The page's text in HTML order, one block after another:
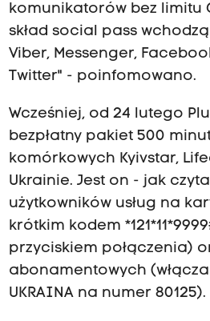
komunikatorów bez limitu
skład social pass
Viber, Messenger,
Twitter" - poinfomowano.
Wcześniej, od 24 lutego
bezpłatny pakiet 500
komórkowych Kyivstar,
Ukrainie. Jest on - jak
użytkowników usług na
krótkim kodem
przyciskiem połączenia)
abonamentowych
UKRAINA na numer 80125).